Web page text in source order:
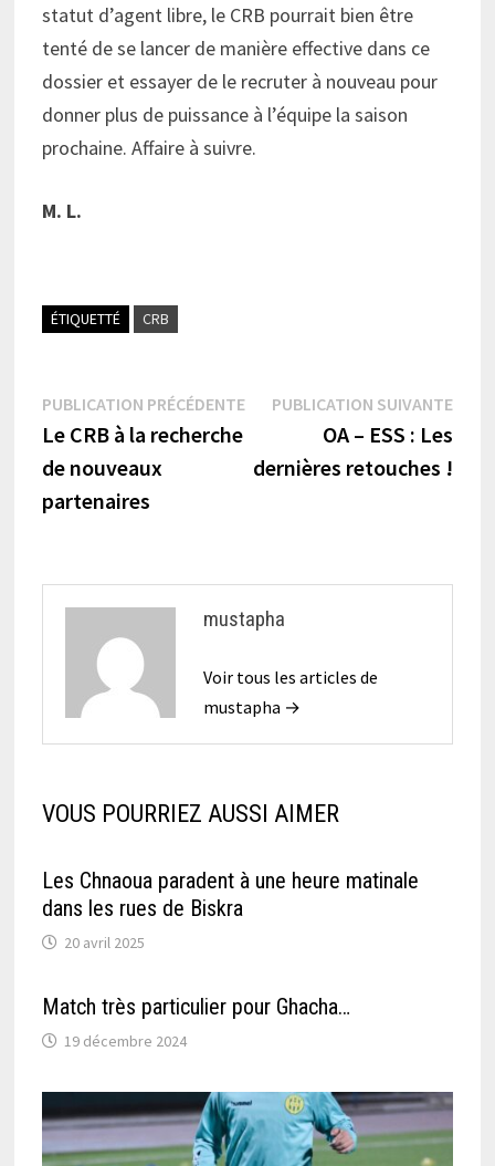
statut d’agent libre, le CRB pourrait bien être
tenté de se lancer de manière effective dans ce
dossier et essayer de le recruter à nouveau pour
donner plus de puissance à l’équipe la saison
prochaine. Affaire à suivre.
M. L.
ÉTIQUETTÉ CRB
Navigation
de
l’article
PUBLICATION PRÉCÉDENTEPublication
précédente :
Le CRB à la recherche
de nouveaux
partenaires
PUBLICATION SUIVANTE
OA – ESS : Les
dernières retouches !
mustapha
Voir tous les articles de
mustapha →
VOUS POURRIEZ AUSSI AIMER
Les Chnaoua paradent à une heure matinale
dans les rues de Biskra
20 avril 2025
Match très particulier pour Ghacha…
19 décembre 2024